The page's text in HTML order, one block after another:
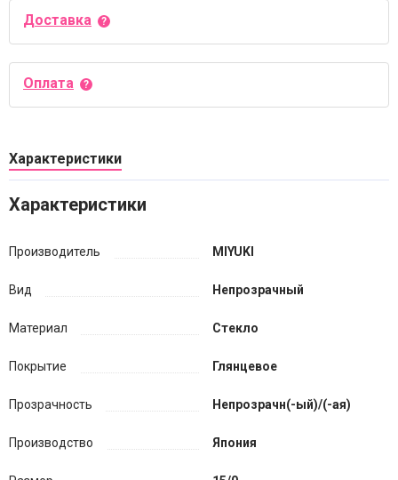
Доставка
Оплата
Характеристики
Характеристики
Производитель MIYUKI
Вид Непрозрачный
Материал Стекло
Покрытие Глянцевое
Прозрачность Непрозрачн(-ый)/(-ая)
Производство Япония